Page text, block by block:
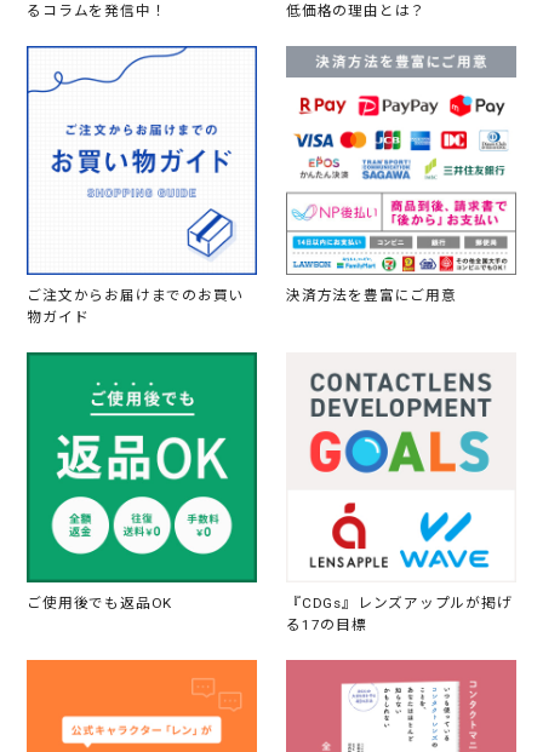
るコラムを発信中！
低価格の理由とは？
ご注文からお届けまでのお買い
物ガイド
決済方法を豊富にご用意
ご使用後でも返品OK
『CDGs』レンズアップルが掲げ
る17の目標